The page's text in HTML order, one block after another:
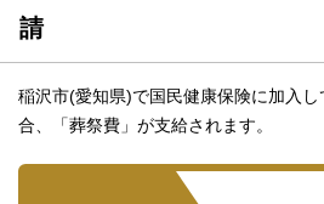
請
稲沢市(愛知県)で国民健康保険に加入
合、「葬祭費」が支給されます。